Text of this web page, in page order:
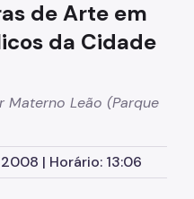
protegidos
de Arte em
da Cidade
Materno Leão (Parque
| Horário: 13:06